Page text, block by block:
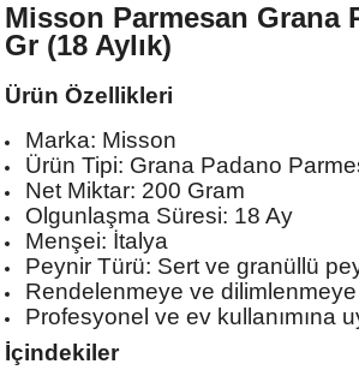
Misson Parmesan Grana
Gr (18 Aylık)
Ürün Özellikleri
Marka: Misson
Ürün Tipi: Grana Padano
Net Miktar: 200 Gram
Olgunlaşma Süresi: 18 Ay
Menşei: İtalya
Peynir Türü: Sert ve granüllü
Rendelenmeye ve
Profesyonel ve ev kullanımına
İçindekiler